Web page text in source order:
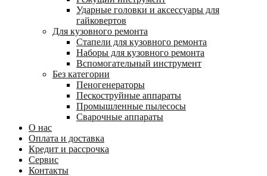
Ударные головки и аксессуары для
гайковертов
Для кузовного ремонта
Стапели для кузовного ремонта
Наборы для кузовного ремонта
Вспомогательный инструмент
Без категории
Пеногенераторы
Пескоструйные аппараты
Промышленные пылесосы
Сварочные аппараты
О нас
Оплата и доставка
Кредит и рассрочка
Сервис
Контакты